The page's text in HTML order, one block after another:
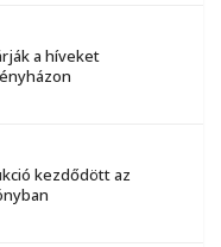
a híveket
kezdődött az